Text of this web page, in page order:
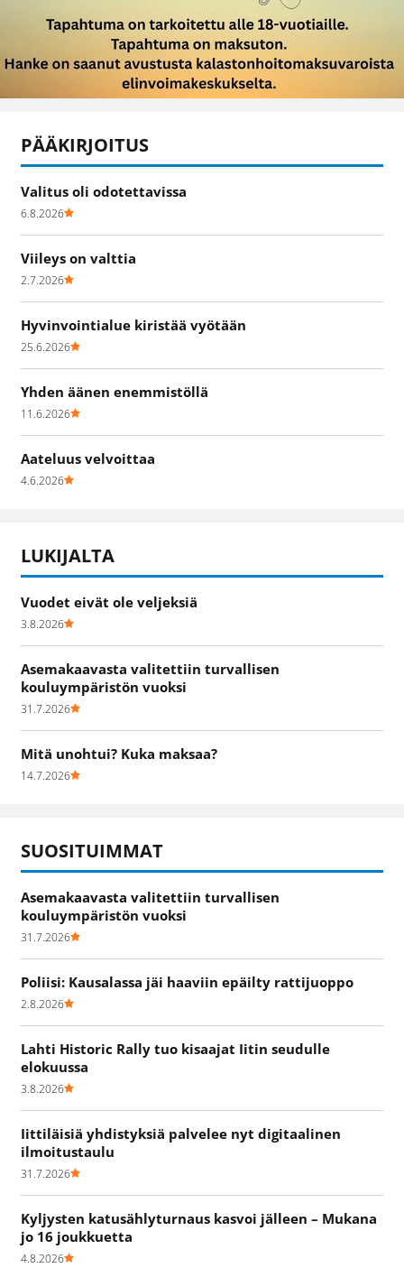
PÄÄKIRJOITUS
Valitus oli odotettavissa
6.8.2026
Viileys on valttia
2.7.2026
Hyvinvointialue kiristää vyötään
25.6.2026
Yhden äänen enemmistöllä
11.6.2026
Aateluus velvoittaa
4.6.2026
LUKIJALTA
Vuodet eivät ole veljeksiä
3.8.2026
Asemakaavasta valitettiin turvallisen
kouluympäristön vuoksi
31.7.2026
Mitä unohtui? Kuka maksaa?
14.7.2026
SUOSITUIMMAT
Asemakaavasta valitettiin turvallisen
kouluympäristön vuoksi
31.7.2026
Poliisi: Kausalassa jäi haaviin epäilty rattijuoppo
2.8.2026
Lahti Historic Rally tuo kisaajat Iitin seudulle
elokuussa
3.8.2026
Iittiläisiä yhdistyksiä palvelee nyt digitaalinen
ilmoitustaulu
31.7.2026
Kyljysten katusählyturnaus kasvoi jälleen – Mukana
jo 16 joukkuetta
4.8.2026